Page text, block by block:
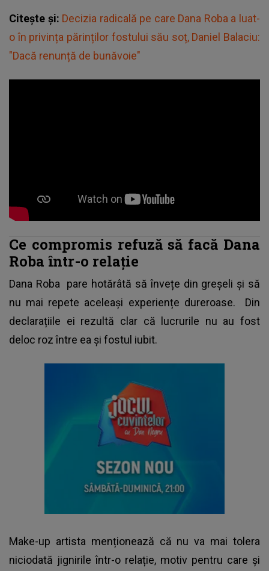
Citește și: Decizia radicală pe care Dana Roba a luat-
o în privința părinților fostului său soț, Daniel Balaciu:
"Dacă renunță de bunăvoie"
Ce compromis refuză să facă Dana
Roba într-o relație
Dana Roba
pare hotărâtă să învețe din greșeli și să
nu mai repete aceleași experiențe dureroase. Din
declarațiile ei rezultă clar că lucrurile nu au fost
deloc roz între ea și fostul iubit.
Make-up artista menționează că nu va mai tolera
niciodată jignirile într-o relație, motiv pentru care și